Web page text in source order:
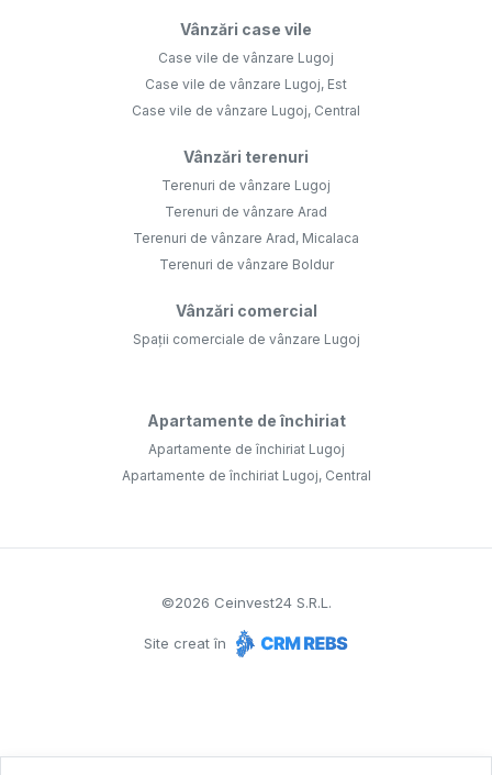
Vânzări case vile
Case vile de vânzare Lugoj
Case vile de vânzare Lugoj, Est
Case vile de vânzare Lugoj, Central
Vânzări terenuri
Terenuri de vânzare Lugoj
Terenuri de vânzare Arad
Terenuri de vânzare Arad, Micalaca
Terenuri de vânzare Boldur
Vânzări comercial
Spații comerciale de vânzare Lugoj
Apartamente de închiriat
Apartamente de închiriat Lugoj
Apartamente de închiriat Lugoj, Central
©2026 Ceinvest24 S.R.L.
Site creat în